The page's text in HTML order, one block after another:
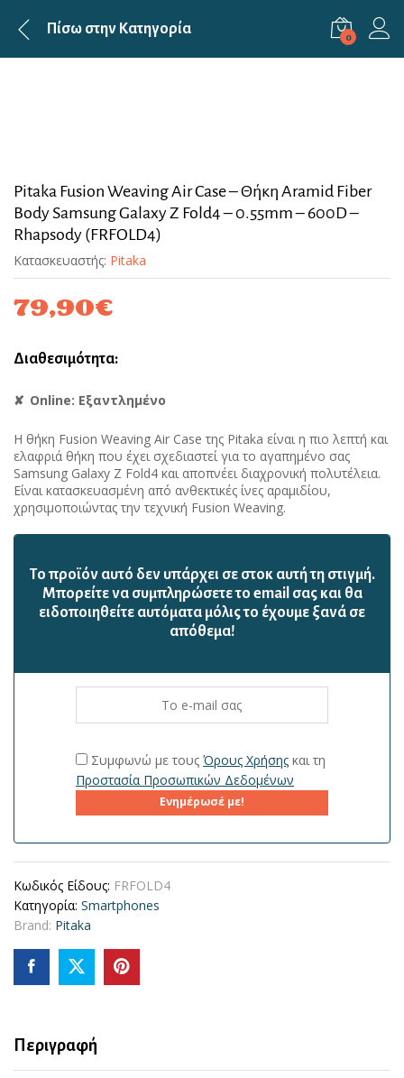
Πίσω στην Κατηγορία 0
Pitaka Fusion Weaving Air Case – Θήκη Aramid Fiber
Body Samsung Galaxy Z Fold4 – 0.55mm – 600D –
Rhapsody (FRFOLD4)
Κατασκευαστής: Pitaka
79,90€
Διαθεσιμότητα:
Online: Εξαντλημένο
Η θήκη Fusion Weaving Air Case της Pitaka είναι η πιο λεπτή και
ελαφριά θήκη που έχει σχεδιαστεί για το αγαπημένο σας
Samsung Galaxy Z Fold4 και αποπνέει διαχρονική πολυτέλεια.
Είναι κατασκευασμένη από ανθεκτικές ίνες αραμιδίου,
χρησιμοποιώντας την τεχνική Fusion Weaving.
Το προϊόν αυτό δεν υπάρχει σε στοκ αυτή τη στιγμή.
Mπορείτε να συμπληρώσετε το email σας και θα
ειδοποιηθείτε αυτόματα μόλις το έχουμε ξανά σε
απόθεμα!
Συμφωνώ με τουςΌρους Χρήσης και τη
Προστασία Προσωπικών Δεδομένων
Ενημέρωσέ με!
Κωδικός Είδους: FRFOLD4
Κατηγορία: Smartphones
Brand: Pitaka
Περιγραφή